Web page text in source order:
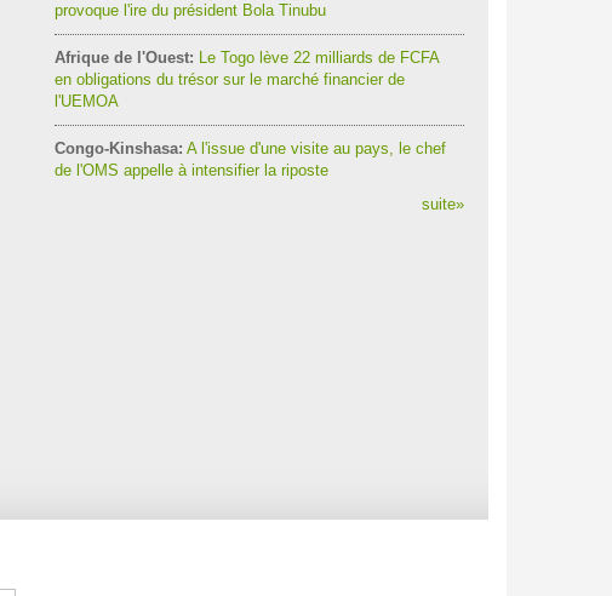
provoque l'ire du président Bola Tinubu
Afrique de l'Ouest: Le Togo lève 22 milliards de FCFA
en obligations du trésor sur le marché financier de
l'UEMOA
Congo-Kinshasa: A l'issue d'une visite au pays, le chef
de l'OMS appelle à intensifier la riposte
suite»